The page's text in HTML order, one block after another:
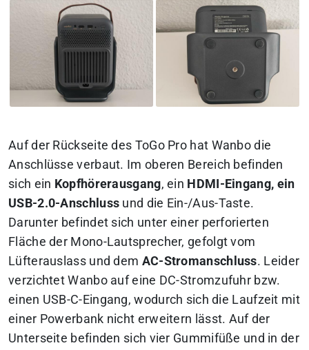
Auf der Rückseite des ToGo Pro hat Wanbo die
Anschlüsse verbaut. Im oberen Bereich befinden
sich ein Kopfhörerausgang, ein HDMI-Eingang, ein
USB-2.0-Anschluss und die Ein-/Aus-Taste.
Darunter befindet sich unter einer perforierten
Fläche der Mono-Lautsprecher, gefolgt vom
Lüfterauslass und dem AC-Stromanschluss. Leider
verzichtet Wanbo auf eine DC-Stromzufuhr bzw.
einen USB-C-Eingang, wodurch sich die Laufzeit mit
einer Powerbank nicht erweitern lässt. Auf der
Unterseite befinden sich vier Gummifüße und in der